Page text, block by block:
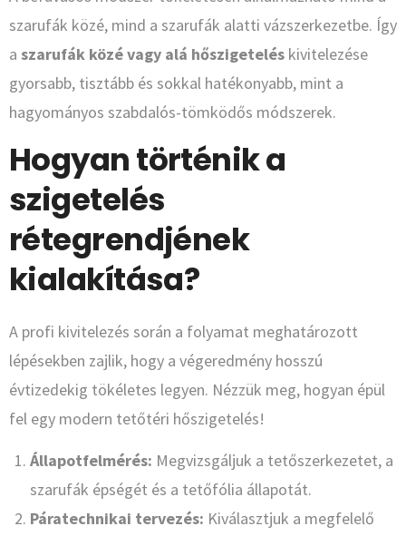
szarufák közé, mind a szarufák alatti vázszerkezetbe. Így
a szarufák közé vagy alá hőszigetelés kivitelezése
gyorsabb, tisztább és sokkal hatékonyabb, mint a
hagyományos szabdalós-tömködős módszerek.
Hogyan történik a
szigetelés
rétegrendjének
kialakítása?
A profi kivitelezés során a folyamat meghatározott
lépésekben zajlik, hogy a végeredmény hosszú
évtizedekig tökéletes legyen. Nézzük meg, hogyan épül
fel egy modern tetőtéri hőszigetelés!
Állapotfelmérés: Megvizsgáljuk a tetőszerkezetet, a
szarufák épségét és a tetőfólia állapotát.
Páratechnikai tervezés: Kiválasztjuk a megfelelő